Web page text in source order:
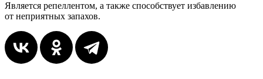
Является репеллентом, а также способствует избавлению
от неприятных запахов.